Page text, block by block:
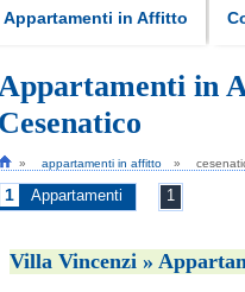
Appartamenti in Affitto
San Lorenzo 2026, fuochi
d'artificio Cervia
10
AGO
2026
11
AGO
2026
2026-08-10
in
Cesenatico
appartamenti in affitto
1 Appartamenti 1
Villa Vincenzi »